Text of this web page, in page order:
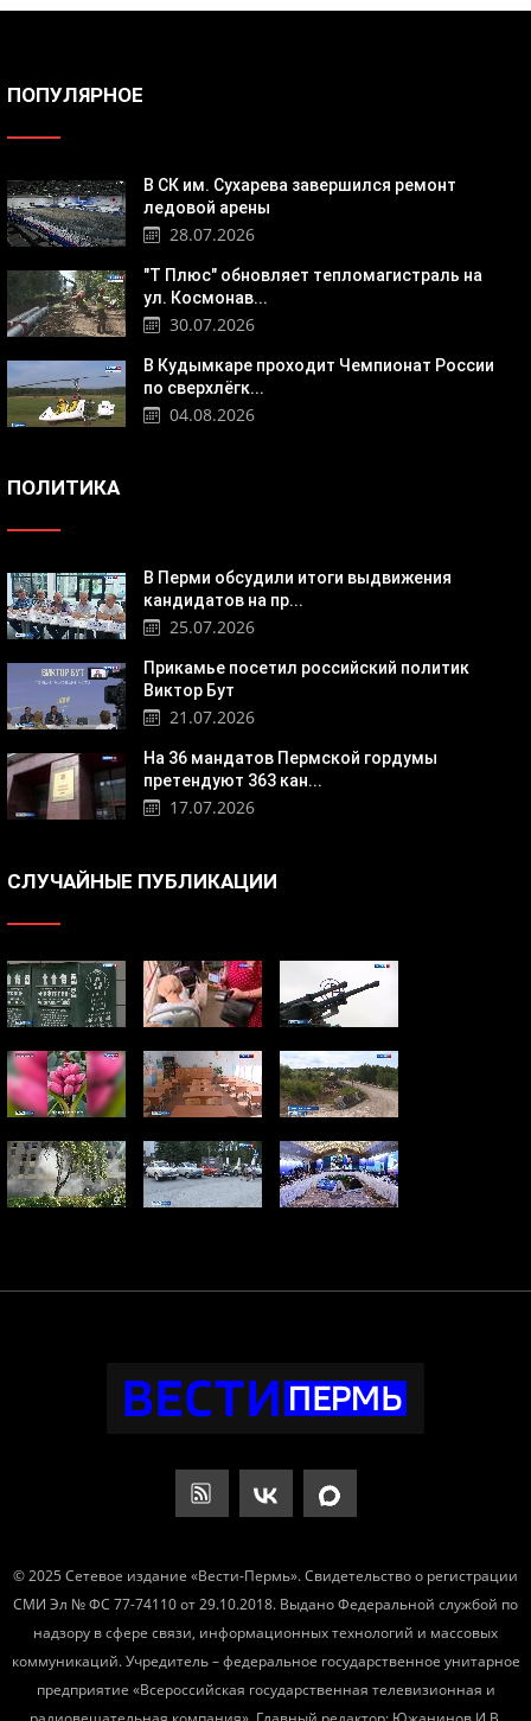
ПОПУЛЯРНОЕ
В СК им. Сухарева завершился ремонт
ледовой арены
28.07.2026
"Т Плюс" обновляет тепломагистраль на
ул. Космонав...
30.07.2026
В Кудымкаре проходит Чемпионат России
по сверхлёгк...
04.08.2026
ПОЛИТИКА
В Перми обсудили итоги выдвижения
кандидатов на пр...
25.07.2026
Прикамье посетил российский политик
Виктор Бут
21.07.2026
На 36 мандатов Пермской гордумы
претендуют 363 кан...
17.07.2026
СЛУЧАЙНЫЕ ПУБЛИКАЦИИ
© 2025 Сетевое издание «Вести-Пермь». Свидетельство о регистрации
СМИ Эл № ФС 77-74110 от 29.10.2018. Выдано Федеральной службой по
надзору в сфере связи, информационных технологий и массовых
коммуникаций. Учредитель – федеральное государственное унитарное
предприятие «Всероссийская государственная телевизионная и